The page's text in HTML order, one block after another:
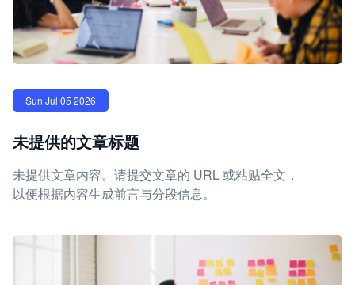
Sun Jul 05 2026
未提供的文章标题
未提供文章内容。请提交文章的 URL 或粘贴全文，
以便根据内容生成前言与分段信息。